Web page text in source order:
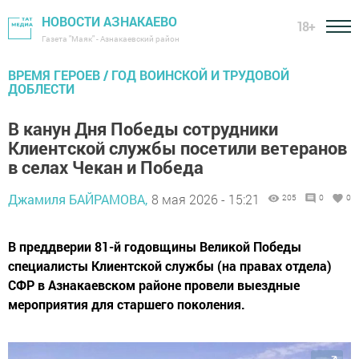
НОВОСТИ АЗНАКАЕВО
Газета "Маяк" - Азнакаевский район
18+
ВРЕМЯ ГЕРОЕВ / ГОД ВОИНСКОЙ И ТРУДОВОЙ
ДОБЛЕСТИ
В канун Дня Победы сотрудники
Клиентской службы посетили ветеранов
в селах Чекан и Победа
Джамиля БАЙРАМОВА, 8 мая 2026 - 15:21 205 0 0
В преддверии 81-й годовщины Великой Победы
специалисты Клиентской службы (на правах отдела)
СФР в Азнакаевском районе провели выездные
мероприятия для старшего поколения.